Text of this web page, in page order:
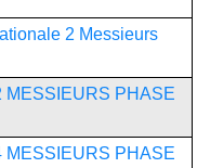
2 Messieurs
MESSIEURS PHASE
MESSIEURS PHASE